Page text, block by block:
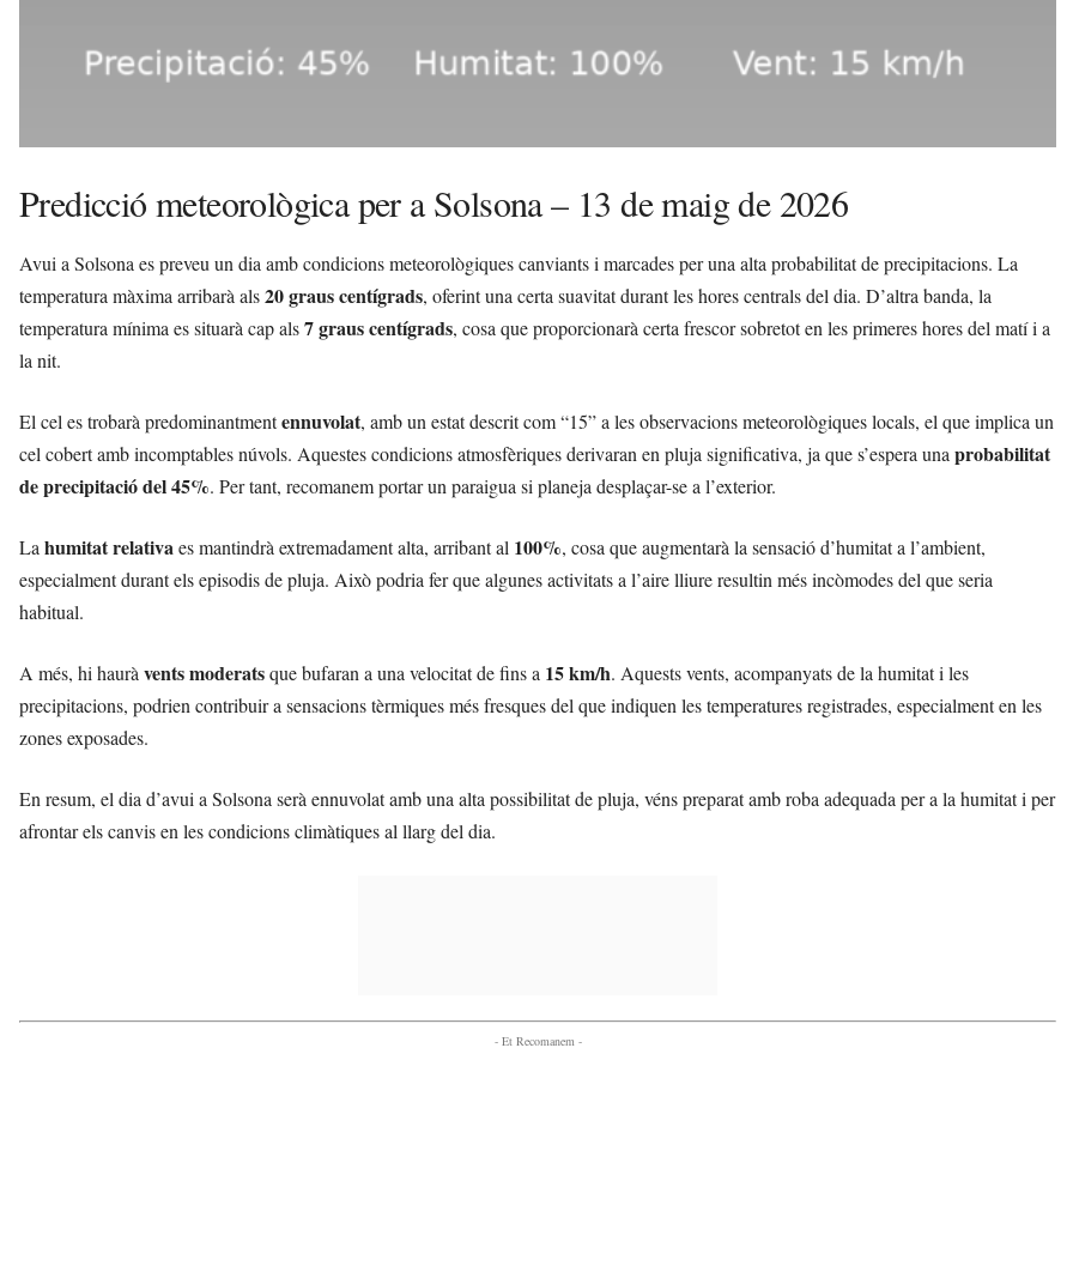
Predicció meteorològica per a Solsona – 13 de maig de 2026
Avui a Solsona es preveu un dia amb condicions meteorològiques canviants i marcades per una alta probabilitat de precipitacions. La
temperatura màxima arribarà als20 graus centígrads, oferint una certa suavitat durant les hores centrals del dia. D’altra banda, la
temperatura mínima es situarà cap als7 graus centígrads, cosa que proporcionarà certa frescor sobretot en les primeres hores del matí i a
la nit.
El cel es trobarà predominantmentennuvolat, amb un estat descrit com “15” a les observacions meteorològiques locals, el que implica un
cel cobert amb incomptables núvols. Aquestes condicions atmosfèriques derivaran en pluja significativa, ja que s’espera una probabilitat
de precipitació del 45%. Per tant, recomanem portar un paraigua si planeja desplaçar-se a l’exterior.
La humitat relativaes mantindrà extremadament alta, arribant al 100%, cosa que augmentarà la sensació d’humitat a l’ambient,
especialment durant els episodis de pluja. Això podria fer que algunes activitats a l’aire lliure resultin més incòmodes del que seria
habitual.
A més, hi haurà vents moderatsque bufaran a una velocitat de fins a 15 km/h. Aquests vents, acompanyats de la humitat i les
precipitacions, podrien contribuir a sensacions tèrmiques més fresques del que indiquen les temperatures registrades, especialment en les
zones exposades.
En resum, el dia d’avui a Solsona serà ennuvolat amb una alta possibilitat de pluja, véns preparat amb roba adequada per a la humitat i per
afrontar els canvis en les condicions climàtiques al llarg del dia.
- Et Recomanem -